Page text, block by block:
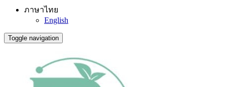
ภาษาไทย
English
Toggle navigation